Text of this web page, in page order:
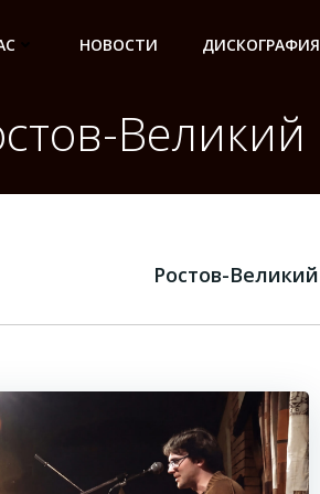
НОВОСТИ ДИСКОГРАФИЯ
Великий
Ростов-Великий